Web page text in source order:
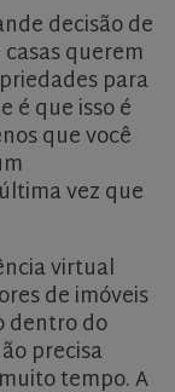
decisão de
querem
para
é que isso é
que você
vez que
virtual
de imóveis
dentro do
precisa
tempo. A